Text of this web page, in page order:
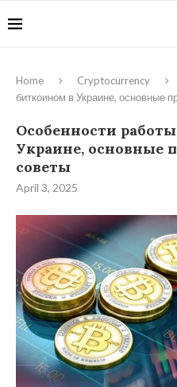
Home Cryptocurrency
биткоином в Украине, основные
Особенности
Украине, основные
советы
April 3, 2025